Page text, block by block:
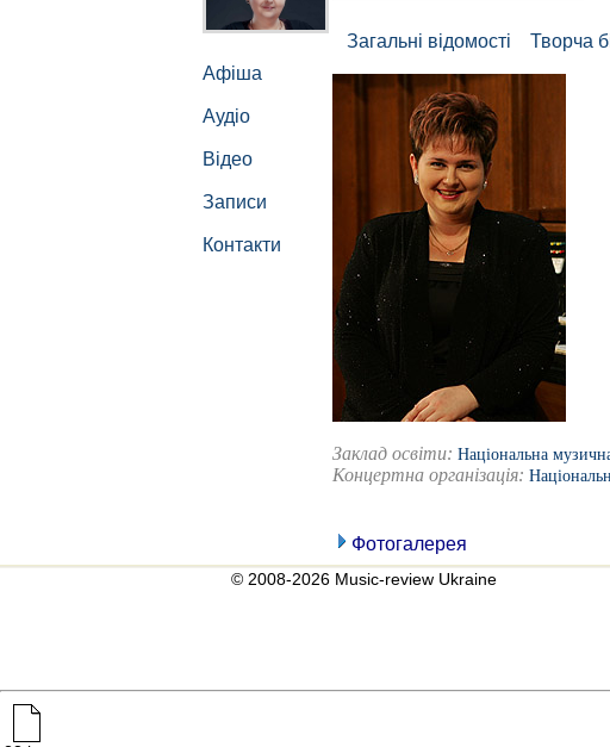
Афіша
Аудіо
Відео
Записи
Контакти
Загальні відомості Творча
Заклад освіти: Національна
Концертна організація:
Фотогалерея
© 2008-2026 Music-review Ukraine